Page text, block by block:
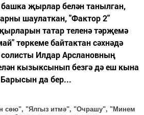
җырлар белән танылган,
шаулаткан, "Фактор 2"
татар теленә тәрҗемә
төркеме байтактан сәхнәдә
Илдар Арслановның
кызыксынып безгә дә еш кына
да бер...
сөю", "Ялгыз итмә", "Очрашу", "Минем